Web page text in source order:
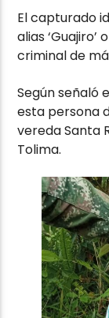
El capturado
alias
criminal de
Según señaló
esta persona
vereda Santa
Tolima.